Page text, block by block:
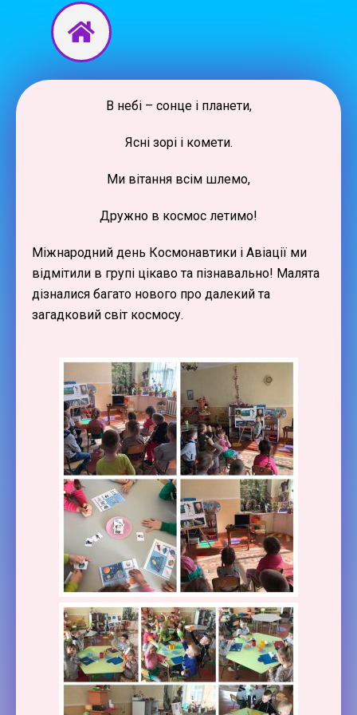
Перейти
В небі – сонце і планети,
Ясні зорі і комети.
Ми вітання всім шлемо,
Дружно в космос летимо!
Міжнародний день Космонавтики і Авіації ми
відмітили в групі цікаво та пізнавально! Малята
дізналися багато нового про далекий та
загадковий світ космосу.